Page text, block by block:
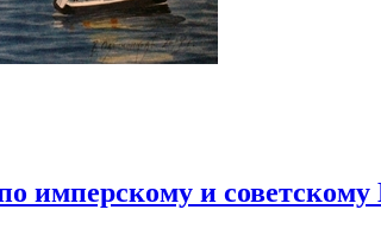
имперскому и